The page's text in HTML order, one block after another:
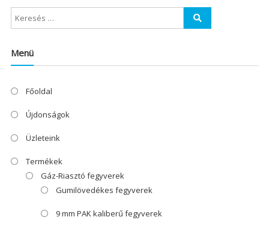
Menü
Főoldal
Újdonságok
Üzleteink
Termékek
Gáz-Riasztó fegyverek
Gumilövedékes fegyverek
9 mm PAK kaliberű fegyverek